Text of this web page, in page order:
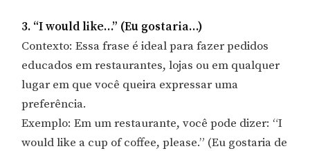
3. “I would like…” (Eu gostaria…)
Contexto: Essa frase é ideal para fazer pedidos
educados em restaurantes, lojas ou em qualquer
lugar em que você queira expressar uma
preferência.
Exemplo: Em um restaurante, você pode dizer: “I
would like a cup of coffee, please.” (Eu gostaria de